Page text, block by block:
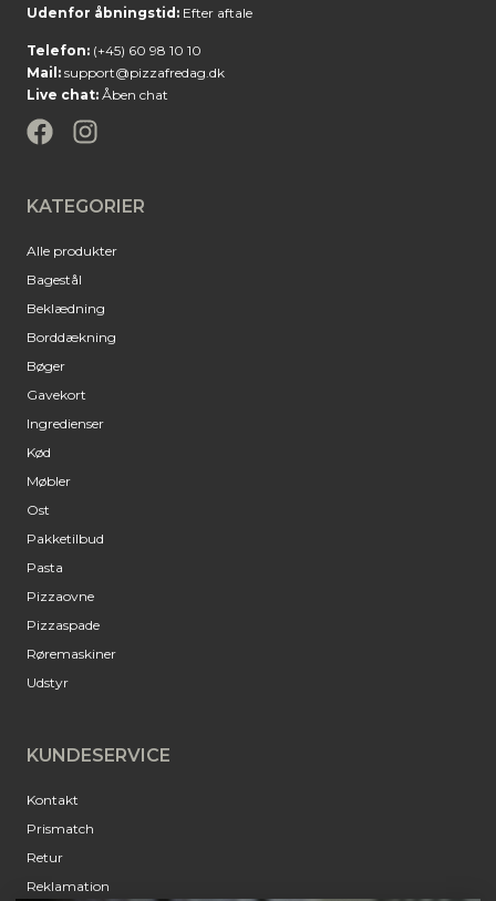
Udenfor åbningstid: Efter aftale
Telefon: (+45) 60 98 10 10
Mail: support@pizzafredag.dk
Live chat: Åben chat
KATEGORIER
Alle produkter
Bagestål
Beklædning
Borddækning
Bøger
Gavekort
Ingredienser
Kød
Møbler
Ost
Pakketilbud
Pasta
Pizzaovne
Pizzaspade
Røremaskiner
Udstyr
KUNDESERVICE
Kontakt
Prismatch
Retur
Reklamation